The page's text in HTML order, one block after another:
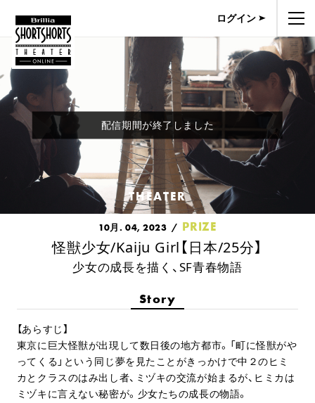
ログイン
配信期間が終了しました
THEATER
10月. 04, 2023 PRIZE
怪獣少女/Kaiju Girl【日本/25分】
少女の成長を描く、SF青春物語
Story
【あらすじ】
東京に巨大怪獣が出現して数日後の地方都市。「町に怪獣がや
ってくる」という同じ夢を見たことがきっかけで中２のヒミ
カとクラスのはみ出し者、ミヅキの交流が始まるが、ヒミカは
ミヅキに言えない秘密が。少女たちの成長の物語。